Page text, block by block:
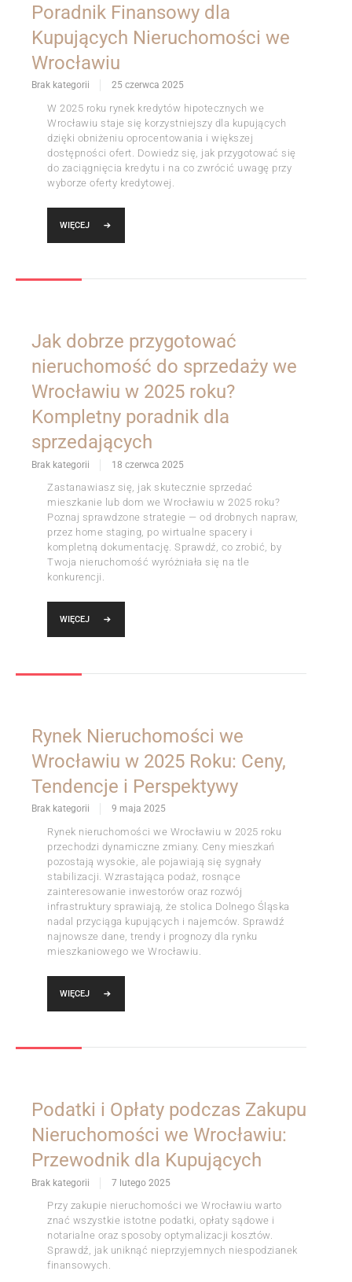
Poradnik Finansowy dla
Kupujących Nieruchomości we
Wrocławiu
Brak kategorii 25 czerwca 2025
W 2025 roku rynek kredytów hipotecznych we
Wrocławiu staje się korzystniejszy dla kupujących
dzięki obniżeniu oprocentowania i większej
dostępności ofert. Dowiedz się, jak przygotować się
do zaciągnięcia kredytu i na co zwrócić uwagę przy
wyborze oferty kredytowej.
WIĘCEJ
Jak dobrze przygotować
nieruchomość do sprzedaży we
Wrocławiu w 2025 roku?
Kompletny poradnik dla
sprzedających
Brak kategorii 18 czerwca 2025
Zastanawiasz się, jak skutecznie sprzedać
mieszkanie lub dom we Wrocławiu w 2025 roku?
Poznaj sprawdzone strategie — od drobnych napraw,
przez home staging, po wirtualne spacery i
kompletną dokumentację. Sprawdź, co zrobić, by
Twoja nieruchomość wyróżniała się na tle
konkurencji.
WIĘCEJ
Rynek Nieruchomości we
Wrocławiu w 2025 Roku: Ceny,
Tendencje i Perspektywy
Brak kategorii 9 maja 2025
Rynek nieruchomości we Wrocławiu w 2025 roku
przechodzi dynamiczne zmiany. Ceny mieszkań
pozostają wysokie, ale pojawiają się sygnały
stabilizacji. Wzrastająca podaż, rosnące
zainteresowanie inwestorów oraz rozwój
infrastruktury sprawiają, że stolica Dolnego Śląska
nadal przyciąga kupujących i najemców. Sprawdź
najnowsze dane, trendy i prognozy dla rynku
mieszkaniowego we Wrocławiu.
WIĘCEJ
Podatki i Opłaty podczas Zakupu
Nieruchomości we Wrocławiu:
Przewodnik dla Kupujących
Brak kategorii 7 lutego 2025
Przy zakupie nieruchomości we Wrocławiu warto
znać wszystkie istotne podatki, opłaty sądowe i
notarialne oraz sposoby optymalizacji kosztów.
Sprawdź, jak uniknąć nieprzyjemnych niespodzianek
finansowych.